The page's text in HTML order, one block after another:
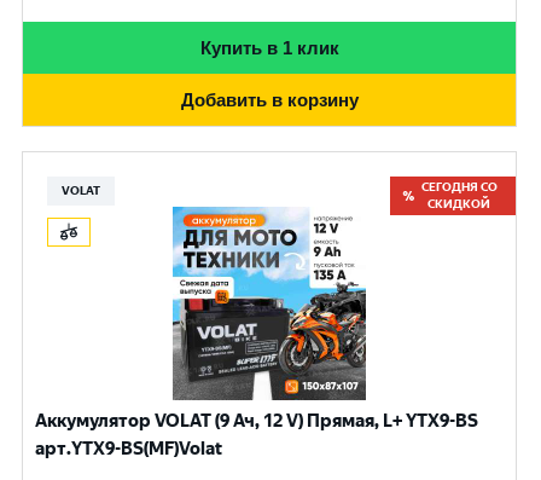
Купить в 1 клик
Добавить в корзину
VOLAT
СЕГОДНЯ СО
СКИДКОЙ
Аккумулятор VOLAT (9 Ач, 12 V) Прямая, L+ YTX9-BS
арт.YTX9-BS(MF)Volat